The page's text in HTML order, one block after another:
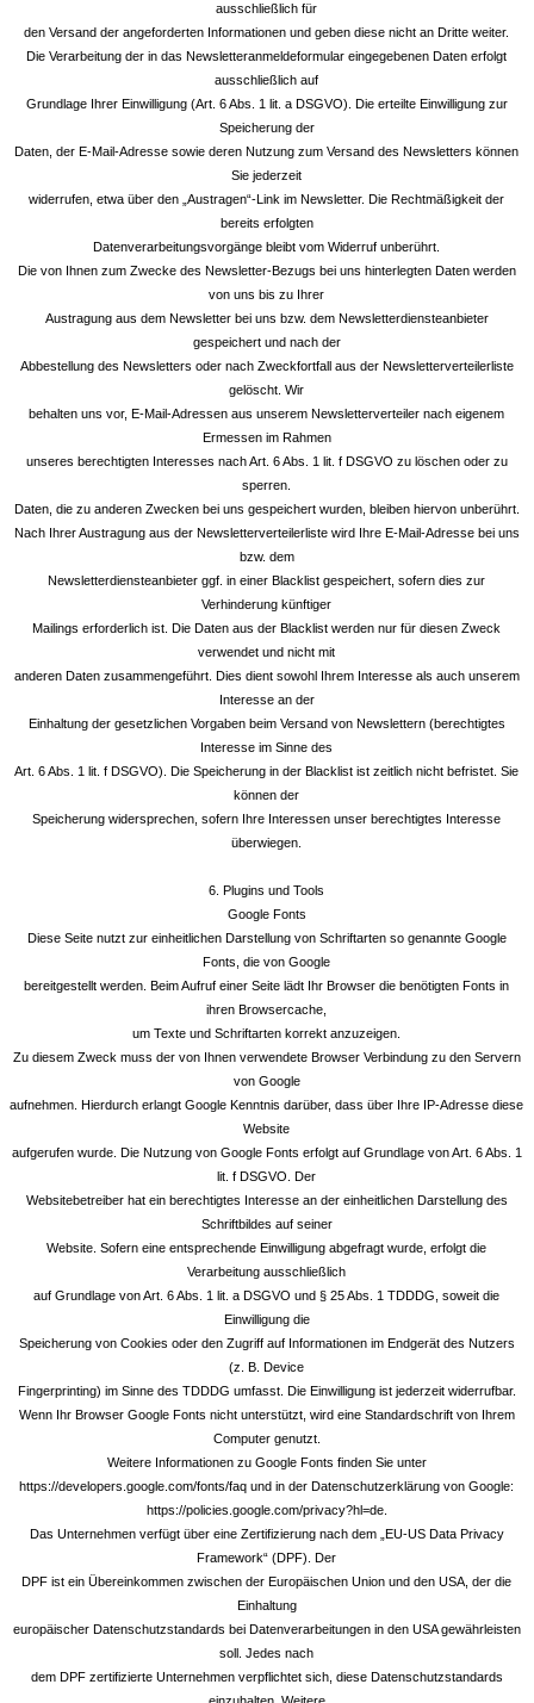
ausschließlich für
den Versand der angeforderten Informationen und geben diese nicht an Dritte weiter.
Die Verarbeitung der in das Newsletteranmeldeformular eingegebenen Daten erfolgt
ausschließlich auf
Grundlage Ihrer Einwilligung (Art. 6 Abs. 1 lit. a DSGVO). Die erteilte Einwilligung zur
Speicherung der
Daten, der E-Mail-Adresse sowie deren Nutzung zum Versand des Newsletters können
Sie jederzeit
widerrufen, etwa über den „Austragen“-Link im Newsletter. Die Rechtmäßigkeit der
bereits erfolgten
Datenverarbeitungsvorgänge bleibt vom Widerruf unberührt.
Die von Ihnen zum Zwecke des Newsletter-Bezugs bei uns hinterlegten Daten werden
von uns bis zu Ihrer
Austragung aus dem Newsletter bei uns bzw. dem Newsletterdiensteanbieter
gespeichert und nach der
Abbestellung des Newsletters oder nach Zweckfortfall aus der Newsletterverteilerliste
gelöscht. Wir
behalten uns vor, E-Mail-Adressen aus unserem Newsletterverteiler nach eigenem
Ermessen im Rahmen
unseres berechtigten Interesses nach Art. 6 Abs. 1 lit. f DSGVO zu löschen oder zu
sperren.
Daten, die zu anderen Zwecken bei uns gespeichert wurden, bleiben hiervon unberührt.
Nach Ihrer Austragung aus der Newsletterverteilerliste wird Ihre E-Mail-Adresse bei uns
bzw. dem
Newsletterdiensteanbieter ggf. in einer Blacklist gespeichert, sofern dies zur
Verhinderung künftiger
Mailings erforderlich ist. Die Daten aus der Blacklist werden nur für diesen Zweck
verwendet und nicht mit
anderen Daten zusammengeführt. Dies dient sowohl Ihrem Interesse als auch unserem
Interesse an der
Einhaltung der gesetzlichen Vorgaben beim Versand von Newslettern (berechtigtes
Interesse im Sinne des
Art. 6 Abs. 1 lit. f DSGVO). Die Speicherung in der Blacklist ist zeitlich nicht befristet. Sie
können der
Speicherung widersprechen, sofern Ihre Interessen unser berechtigtes Interesse
überwiegen.
6. Plugins und Tools
Google Fonts
Diese Seite nutzt zur einheitlichen Darstellung von Schriftarten so genannte Google
Fonts, die von Google
bereitgestellt werden. Beim Aufruf einer Seite lädt Ihr Browser die benötigten Fonts in
ihren Browsercache,
um Texte und Schriftarten korrekt anzuzeigen.
Zu diesem Zweck muss der von Ihnen verwendete Browser Verbindung zu den Servern
von Google
aufnehmen. Hierdurch erlangt Google Kenntnis darüber, dass über Ihre IP-Adresse diese
Website
aufgerufen wurde. Die Nutzung von Google Fonts erfolgt auf Grundlage von Art. 6 Abs. 1
lit. f DSGVO. Der
Websitebetreiber hat ein berechtigtes Interesse an der einheitlichen Darstellung des
Schriftbildes auf seiner
Website. Sofern eine entsprechende Einwilligung abgefragt wurde, erfolgt die
Verarbeitung ausschließlich
auf Grundlage von Art. 6 Abs. 1 lit. a DSGVO und § 25 Abs. 1 TDDDG, soweit die
Einwilligung die
Speicherung von Cookies oder den Zugriff auf Informationen im Endgerät des Nutzers
(z. B. Device
Fingerprinting) im Sinne des TDDDG umfasst. Die Einwilligung ist jederzeit widerrufbar.
Wenn Ihr Browser Google Fonts nicht unterstützt, wird eine Standardschrift von Ihrem
Computer genutzt.
Weitere Informationen zu Google Fonts finden Sie unter
https://developers.google.com/fonts/faq und in der Datenschutzerklärung von Google:
https://policies.google.com/privacy?hl=de.
Das Unternehmen verfügt über eine Zertifizierung nach dem „EU-US Data Privacy
Framework“ (DPF). Der
DPF ist ein Übereinkommen zwischen der Europäischen Union und den USA, der die
Einhaltung
europäischer Datenschutzstandards bei Datenverarbeitungen in den USA gewährleisten
soll. Jedes nach
dem DPF zertifizierte Unternehmen verpflichtet sich, diese Datenschutzstandards